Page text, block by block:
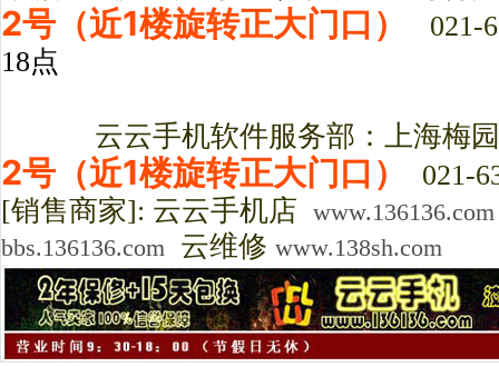
2号（近1楼旋转正大门口）
021-
18点
云云手机软件服务部：上海梅园
2号（近1楼旋转正大门口）
021-
[销售商家]: 云云手机店 www.136136.com
bbs.136136.com 云维修 www.138sh.com